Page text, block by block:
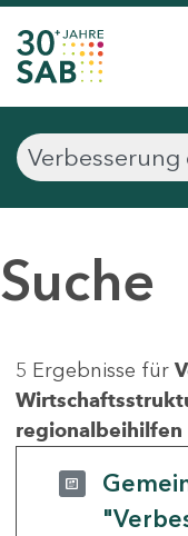
Suche
5 Ergebnisse für
regionalbeihilfen